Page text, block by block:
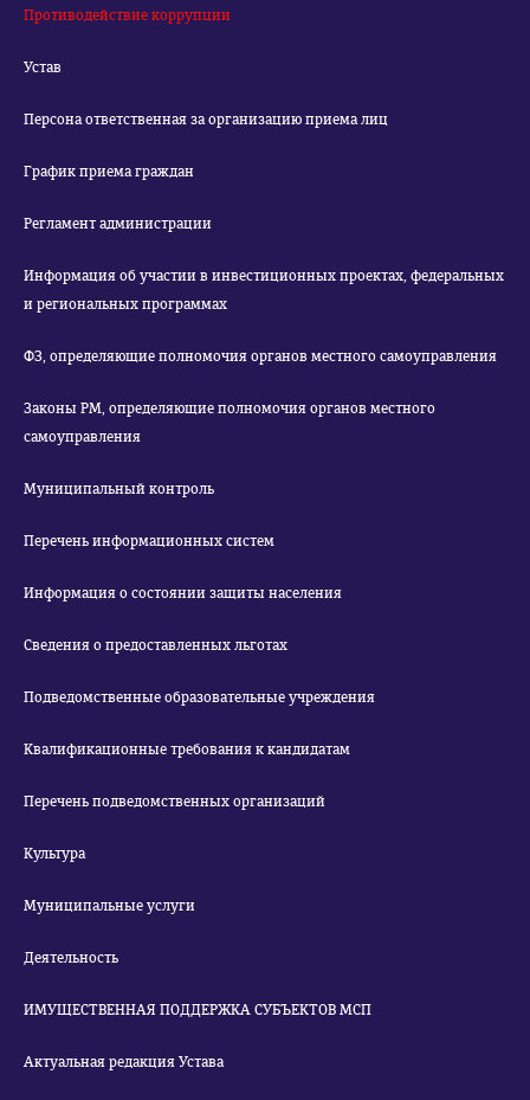
Противодействие коррупции
Устав
Персона ответственная за организацию приема лиц
График приема граждан
Регламент администрации
Информация об участии в инвестиционных проектах, федеральных
и региональных программах
ФЗ, определяющие полномочия органов местного самоуправления
Законы РМ, определяющие полномочия органов местного
самоуправления
Муниципальный контроль
Перечень информационных систем
Информация о состоянии защиты населения
Сведения о предоставленных льготах
Подведомственные образовательные учреждения
Квалификационные требования к кандидатам
Перечень подведомственных организаций
Культура
Муниципальные услуги
Деятельность
ИМУЩЕСТВЕННАЯ ПОДДЕРЖКА СУБЪЕКТОВ МСП
Актуальная редакция Устава